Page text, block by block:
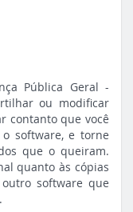
Pública Geral -
ou modificar
contanto que você
software, e torne
que o queiram.
quanto às cópias
software que